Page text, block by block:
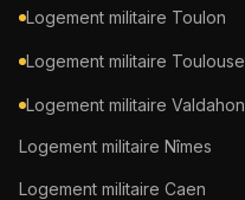
Logement militaire Toulon
Logement militaire Toulouse
Logement militaire Valdahon
Logement militaire Nîmes
Logement militaire Caen